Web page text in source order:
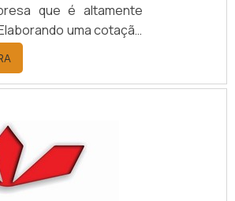
que é altamente
uma cotação
da plataforma e
melhor referência do
INFORMAÇÕES
PARA ALTA
alguém pesquisar
para alta
encontra na internet a